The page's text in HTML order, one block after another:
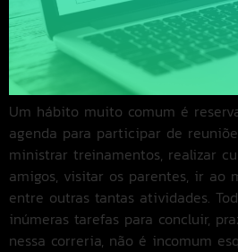
Um hábito muito comum é
agenda para participar de
ministrar treinamentos, realizar
amigos, visitar os parentes, ir ao
entre outras tantas atividades.
inúmeras tarefas para concluir,
nessa correria, não é incomum